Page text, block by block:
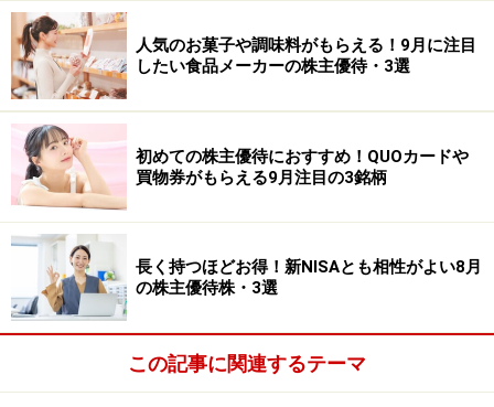
期は授業料値下げによる生徒囲い込み施策を実施。ドミ
ナント戦略による地域住民・生徒の囲い込みや、授業料
値下げキャンペーン、テレビ放映による生徒確保と、同
社の需要確保への取り組みは勢いづいています。
2017年3月期上半期の業績には勢いが見られませんでし
たが、これは将来の成長に向けての先行費用が嵩んだた
めだと考えられます。同社の都立中高一貫校・都立難関
高校受験対策塾としてのブランドイメージ定着と高い合
格実績、そして順調な開校と、各種囲い込み作戦による
生徒増が見込まれることは評価できると思います。5期
連続最高益更新の見通しであり、業績は堅調です。
人気のお菓子や調味料がもらえる！9月に注目
したい食品メーカーの株主優待・3選
初めての株主優待におすすめ！QUOカードや
買物券がもらえる9月注目の3銘柄
長く持つほどお得！新NISAとも相性がよい8月
の株主優待株・3選
この記事に関連するテーマ